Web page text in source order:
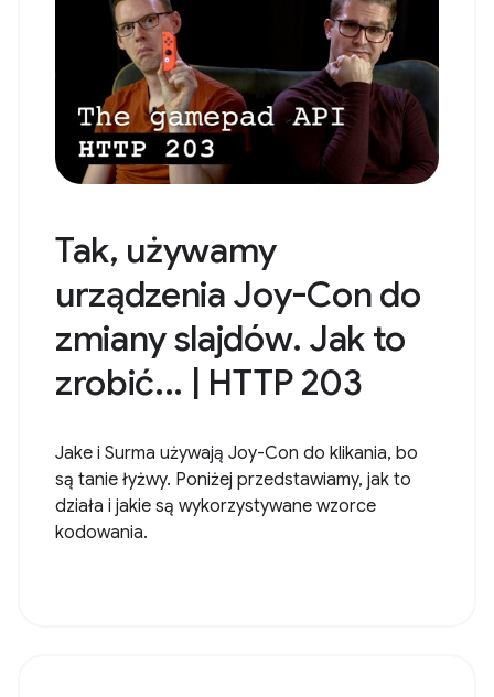
Tak, używamy
urządzenia Joy-Con do
zmiany slajdów. Jak to
zrobić... | HTTP 203
Jake i Surma używają Joy-Con do klikania, bo
są tanie łyżwy. Poniżej przedstawiamy, jak to
działa i jakie są wykorzystywane wzorce
kodowania.